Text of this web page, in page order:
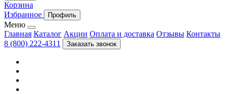
Корзина
Избранное
Профиль
Меню
Главная Каталог Акции Оплата и доставка Отзывы Контакты
8 (800) 222-4311
Заказать звонок